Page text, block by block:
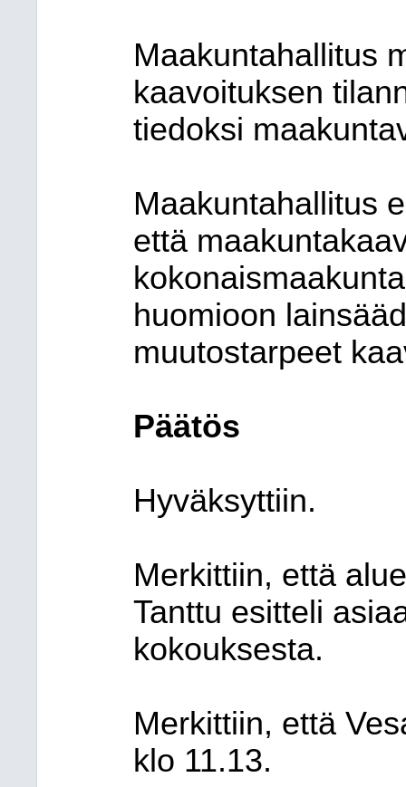
Maakuntahallitus
kaavoituksen
tiedoksi
Maakuntahallitus
että
huomioon
muutostarpeet
Päätös
Hyväksyttiin.
Merkittiin, että
Tanttu esitteli
kokouksesta.
Merkittiin, että
klo 11.13.